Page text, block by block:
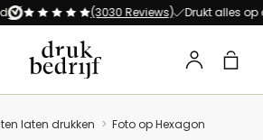
Direct naar de
Direct naar de hoofdinhoud
Profiel
(3030 Reviews) Drukt alles op alles!
laten drukken Foto op Hexagon